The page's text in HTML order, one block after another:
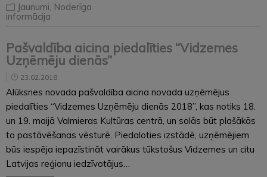
Jaunumi, Noderīga
informācija
Pašvaldība aicina piedalīties “Vidzemes
Uzņēmēju dienās”
23.02.2018
Alūksnes novada pašvaldība aicina novada uzņēmējus
piedalīties “Vidzemes Uzņēmēju dienās 2018”, kas notiks 18.
un 19. maijā Valmieras Kultūras centrā, un solās būt plašākās
to pastāvēšanas vēsturē. Piedaloties izstādē, uzņēmējiem
būs iespēja iepazīstināt vairākus tūkstošus Vidzemes un citu
Latvijas reģionu iedzīvotājus…